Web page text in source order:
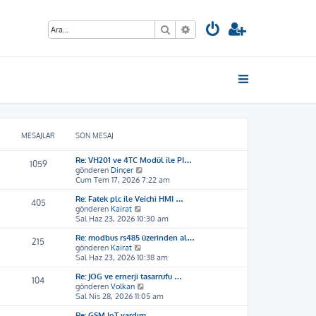
Ara Gelişmiş arama
MESAJLAR SON MESAJ
1059
Re: VH201 ve 4TC Modül ile PI…
gönderen Dinçer
o
n
m
s
a
j
g
ö
r
ü
n
t
Cum Tem 17, 2026 7:22 am
405
Re: Fatek plc ile Veichi HMI …
gönderen Kairat
o
n
m
s
a
j
ı
g
ö
Sal Haz 23, 2026 10:30 am
215
Re: modbus rs485 üzerinden al…
gönderen Kairat
o
n
m
e
s
a
Sal Haz 23, 2026 10:38 am
104
Re: JOG ve ernerji tasarrufu …
gönderen Volkan
o
n
Sal Nis 28, 2026 11:05 am